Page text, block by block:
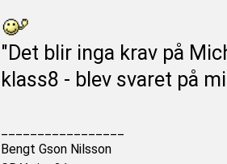
"Det blir inga krav på
klass8 - blev svaret på
Bengt Gson Nilsson